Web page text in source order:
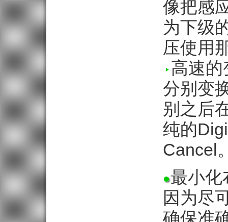
像把感
为下级
压使用
高速的
分别变
别之后
纯的
Cancel
最小化
因为尽
确保准